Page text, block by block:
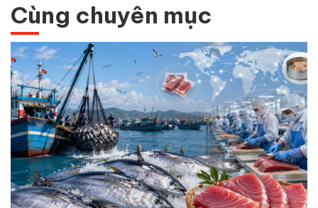
Cùng chuyên mục